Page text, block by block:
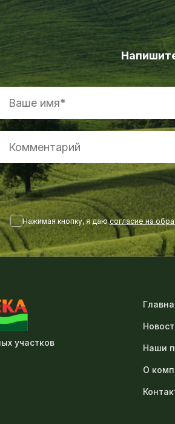
Нажимая кнопку, я даюсогласие на
участков
Наши
О